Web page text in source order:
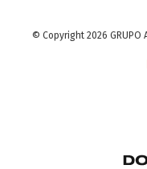
© Copyright 2026 GRUPO